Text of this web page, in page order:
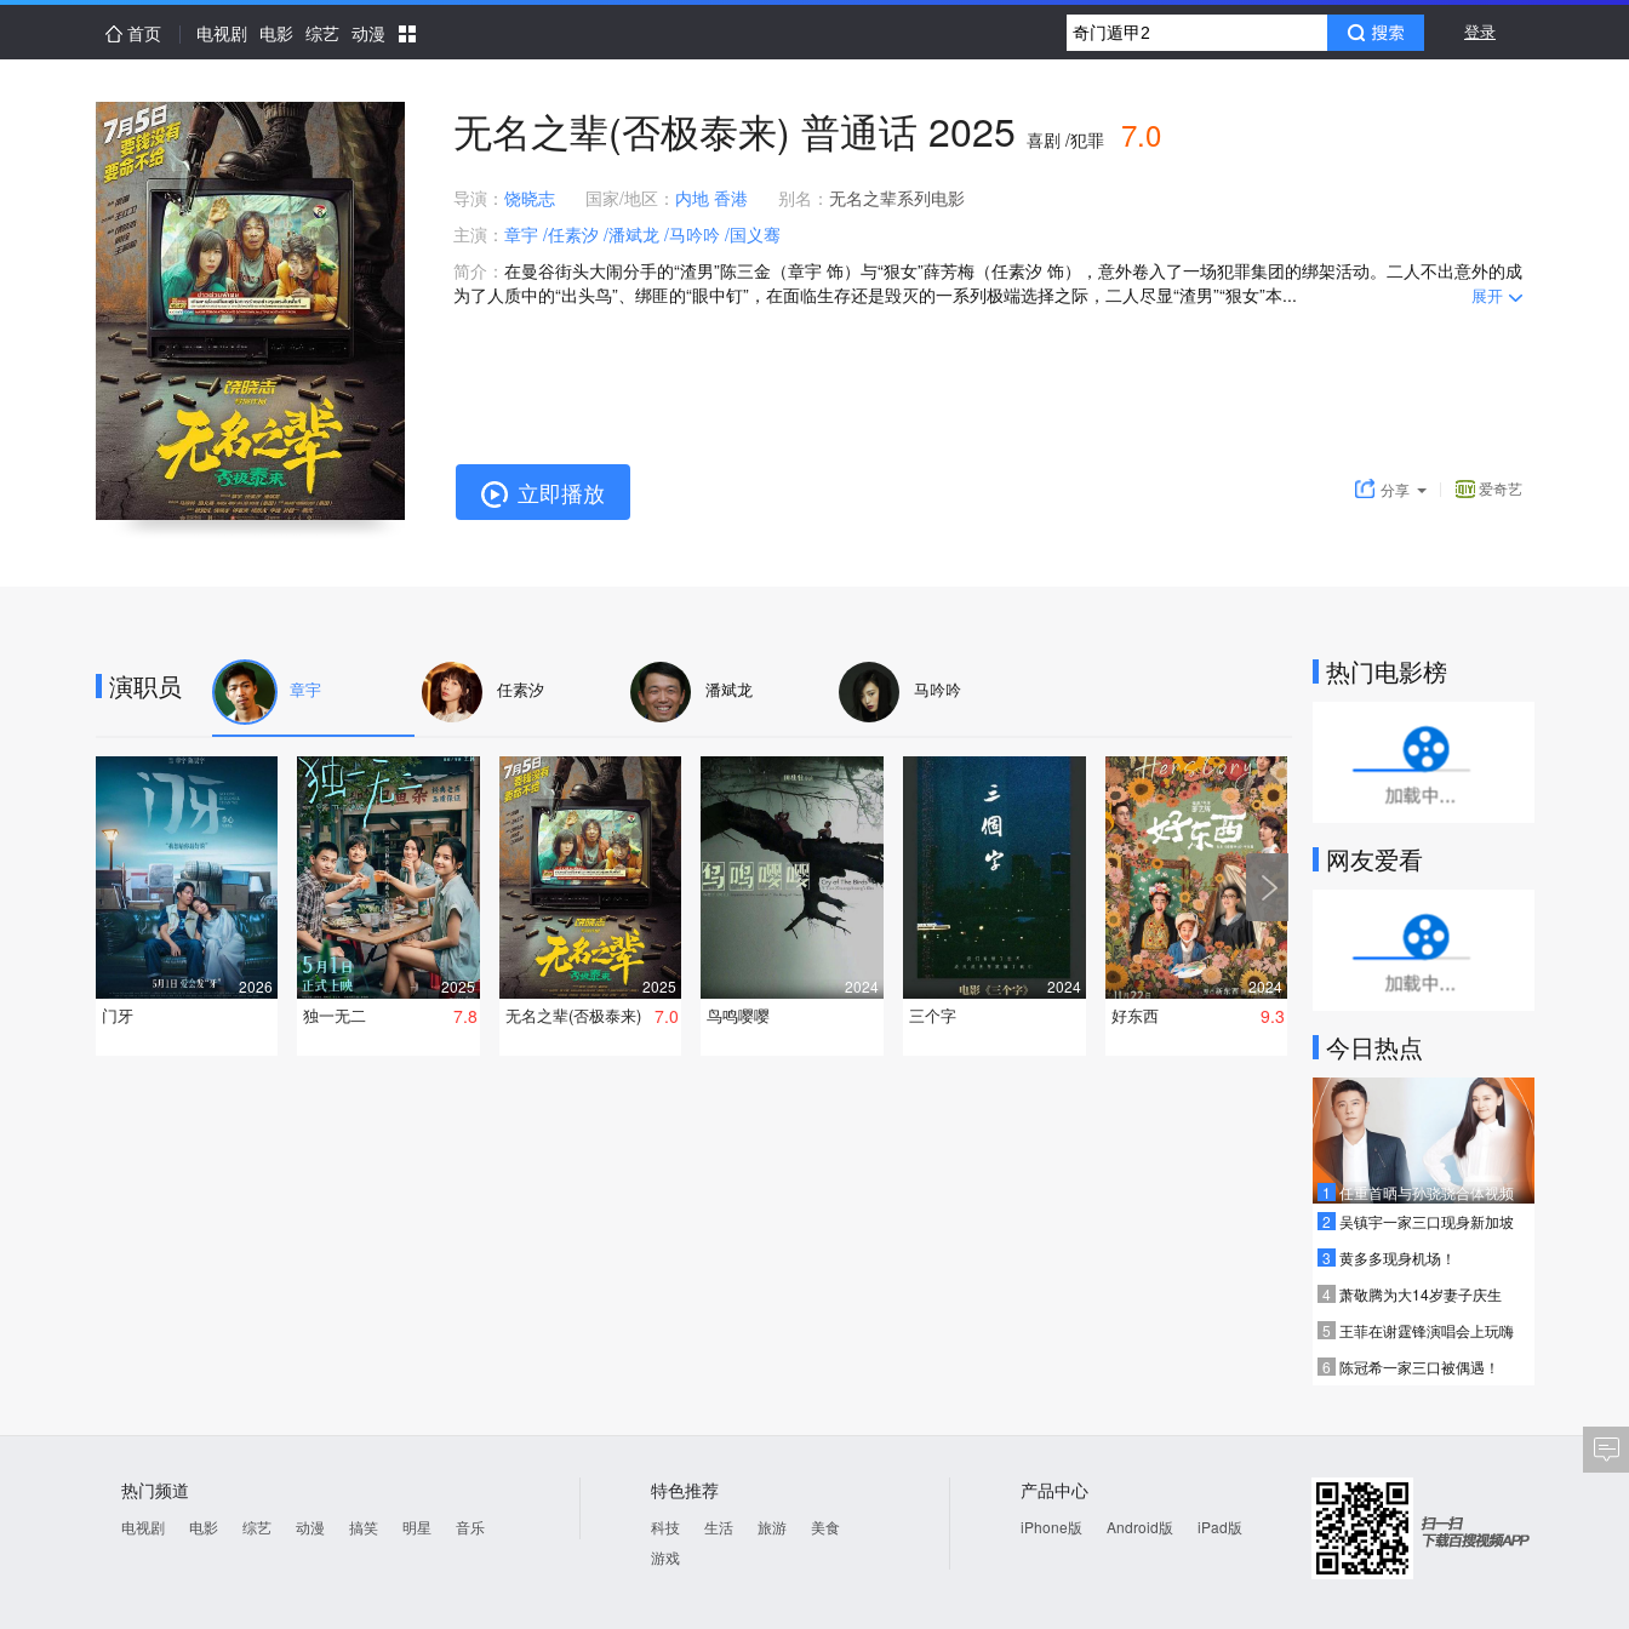
首页 电视剧 电影 综艺 动漫 登录
无名之辈(否极泰来) 普通话 2025 喜剧 /犯罪 7.0
导演： 饶晓志 国家/地区： 内地 香港 别名： 无名之辈系列电影
主演： 章宇 /任素汐 /潘斌龙 /马吟吟 /国义骞
简介： 在曼谷街头大闹分手的“渣男”陈三金（章宇 饰）与“狠女”薛芳梅（任素汐 饰），意外卷入了一场犯罪集团的绑架活动。二人不出意外的成
为了人质中的“出头鸟”、绑匪的“眼中钉”，在面临生存还是毁灭的一系列极端选择之际，二人尽显“渣男”“狠女”本...
展开
立即播放 分享 爱奇艺
演职员 章宇 任素汐 潘斌龙 马吟吟
2026
门牙
2025
独一无二 7.8
2025
无名之辈(否极泰来) 7.0
2024
鸟鸣嘤嘤
2024
三个字
2024
好东西 9.3
热门电影榜
网友爱看
今日热点
1 任重首晒与孙骁骁合体视频
2 吴镇宇一家三口现身新加坡
3 黄多多现身机场！
4 萧敬腾为大14岁妻子庆生
5 王菲在谢霆锋演唱会上玩嗨
6 陈冠希一家三口被偶遇！
热门频道
电视剧 电影 综艺 动漫 搞笑 明星 音乐
特色推荐
科技 生活 旅游
美食
游戏
产品中心
iPhone版 Android版 iPad版